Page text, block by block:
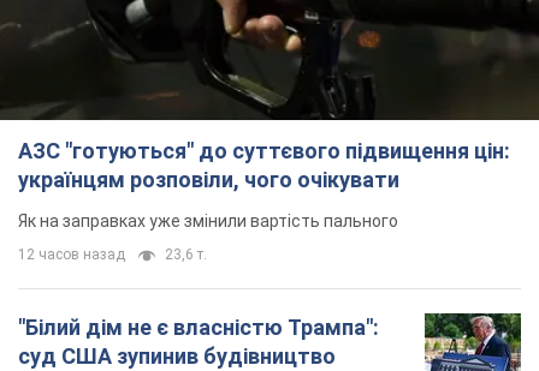
АЗС "готуються" до суттєвого підвищення цін:
українцям розповіли, чого очікувати
Як на заправках уже змінили вартість пального
12 часов назад 23,6 т.
"Білий дім не є власністю Трампа":
суд США зупинив будівництво